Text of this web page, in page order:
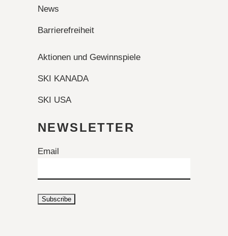
News
Barrierefreiheit
Aktionen und Gewinnspiele
SKI KANADA
SKI USA
NEWSLETTER
Email